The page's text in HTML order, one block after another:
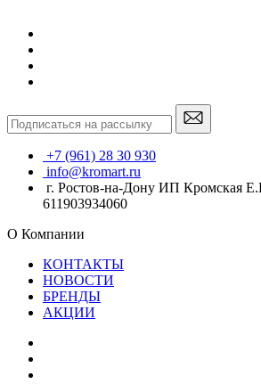
+7 (961) 28 30 930
info@kromart.ru
г. Ростов-на-Дону ИП Кромская
611903934060
О Компании
КОНТАКТЫ
НОВОСТИ
БРЕНДЫ
АКЦИИ